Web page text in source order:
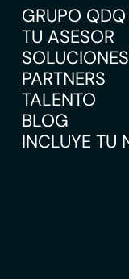
GRUPO QDQ
TU ASESOR
PARTNERS
TALENTO
BLOG
INCLUYE TU